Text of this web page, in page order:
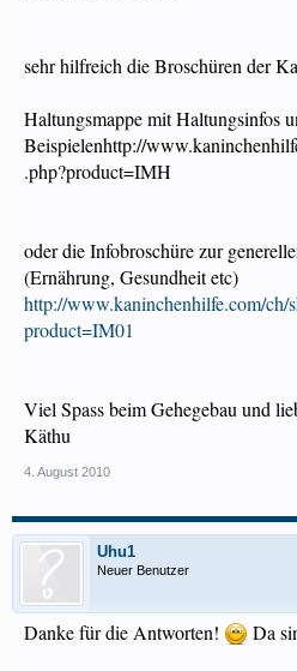
sehr hilfreich die Broschüren der
Haltungsmappe mit Haltungsinfos
Beispielenhttp://
.php?product=IMH
oder die Infobroschüre zur
(Ernährung, Gesundheit etc)
http://www.kaninchenhilfe.com/ch/
product=IM01
Viel Spass beim Gehegebau und
Käthu
4. August 2010
Uhu1
Neuer Benutzer
Danke für die Antworten! Da